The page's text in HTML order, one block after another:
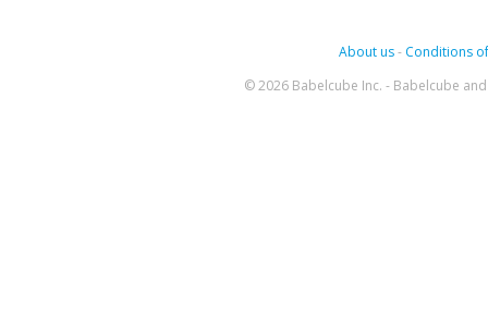
About us- Conditions
© 2026 Babelcube Inc. - Babelcube